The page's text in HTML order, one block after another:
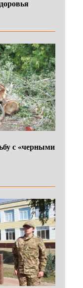
с «черными